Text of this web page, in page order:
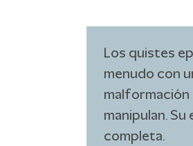
Los quistes
menudo con
malformación
manipulan.
completa.